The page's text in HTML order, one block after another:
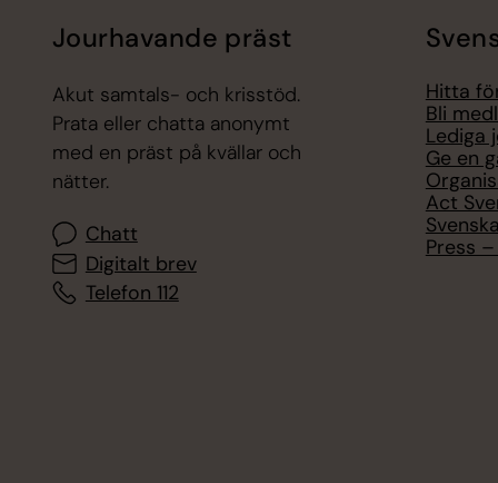
Jourhavande präst
Akut samtals- och krisstöd.
Prata eller chatta anonymt
med en präst på kvällar och
nätter.
Chatt
Digitalt brev
Telefon 112
Hitta
Bli
Lediga
Ge en
Act
Press